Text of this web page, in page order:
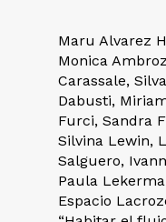
Maru Alvarez
Monica
Carassale,
Dabusti,
Furci, Sandra
Silvina Lewin,
Salguero,
Paula
Espacio